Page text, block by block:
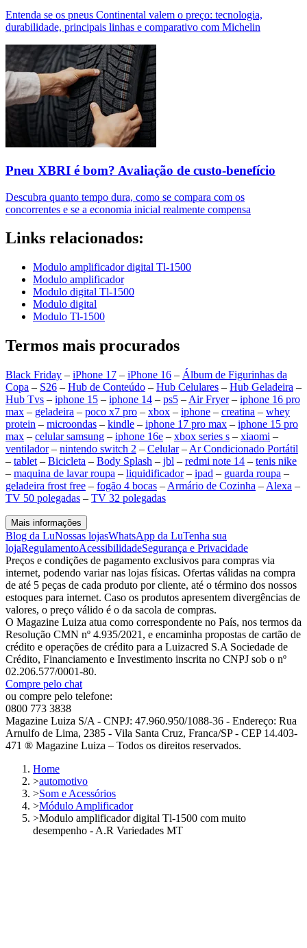
Entenda se os pneus Continental valem o preço: tecnologia,
durabilidade, principais linhas e comparativo com Michelin
Pneu XBRI é bom? Avaliação de custo-benefício
Descubra quanto tempo dura, como se compara com os
concorrentes e se a economia inicial realmente compensa
Links relacionados:
Modulo amplificador digital Tl-1500
Modulo amplificador
Modulo digital Tl-1500
Modulo digital
Modulo Tl-1500
Termos mais procurados
Black Friday – iPhone 17 – iPhone 16 – Álbum de Figurinhas da
Copa – S26 – Hub de Conteúdo – Hub Celulares – Hub Geladeira –
Hub Tvs – iphone 15 – iphone 14 – ps5 – Air Fryer– iphone 16 pro
max – geladeira – poco x7 pro – xbox – iphone – creatina – whey
protein – microondas – kindle – iphone 17 pro max – iphone 15 pro
max – celular samsung – iphone 16e – xbox series s – xiaomi –
ventilador– nintendo switch 2 – Celular– Ar Condicionado Portátil
– tablet – Bicicleta – Body Splash – jbl – redmi note 14 – tenis nike
– maquina de lavar roupa – liquidificador– ipad – guarda roupa –
geladeira frost free – fogão 4 bocas – Armário de Cozinha – Alexa –
TV 50 polegadas – TV 32 polegadas
Mais informações
Blog da LuNossas lojasWhatsApp da LuTenha sua
lojaRegulamentoAcessibilidadeSegurança e Privacidade
Preços e condições de pagamento exclusivos para compras via
internet, podendo variar nas lojas físicas. Ofertas válidas na compra
de até 5 peças de cada produto por cliente, até o término dos nossos
estoques para internet. Caso os produtos apresentem divergências de
valores, o preço válido é o da sacola de compras.
O Magazine Luiza atua como correspondente no País, nos termos da
Resolução CMN nº 4.935/2021, e encaminha propostas de cartão de
crédito e operações de crédito para a Luizacred S.A Sociedade de
Crédito, Financiamento e Investimento inscrita no CNPJ sob o nº
02.206.577/0001-80.
Compre pelo chat
ou compre pelo telefone:
0800 773 3838
Magazine Luiza S/A - CNPJ: 47.960.950/1088-36 - Endereço: Rua
Arnulfo de Lima, 2385 - Vila Santa Cruz, Franca/SP - CEP 14.403-
471 ® Magazine Luiza – Todos os direitos reservados.
Home
>automotivo
>Som e Acessórios
>Módulo Amplificador
>Modulo amplificador digital Tl-1500 com muito
desempenho - A.R Variedades MT